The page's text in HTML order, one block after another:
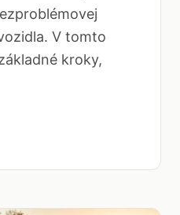
V tomto
kroky,